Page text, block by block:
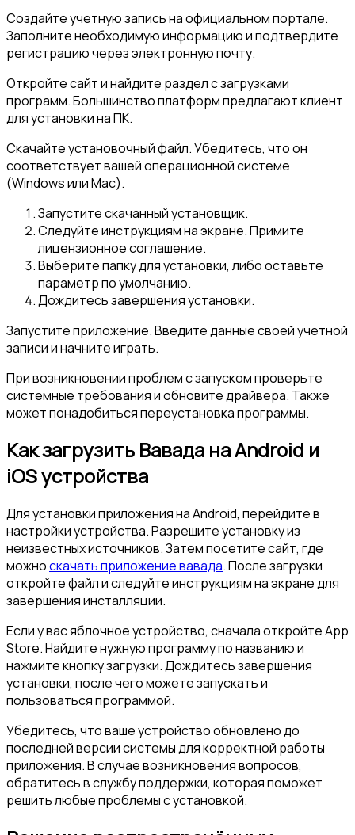
Создайте учетную запись на официальном портале.
Заполните необходимую информацию и подтвердите
регистрацию через электронную почту.
Откройте сайт и найдите раздел с загрузками
программ. Большинство платформ предлагают клиент
для установки на ПК.
Скачайте установочный файл. Убедитесь, что он
соответствует вашей операционной системе
(Windows или Mac).
Запустите скачанный установщик.
Следуйте инструкциям на экране. Примите
лицензионное соглашение.
Выберите папку для установки, либо оставьте
параметр по умолчанию.
Дождитесь завершения установки.
Запустите приложение. Введите данные своей учетной
записи и начните играть.
При возникновении проблем с запуском проверьте
системные требования и обновите драйвера. Также
может понадобиться переустановка программы.
Как загрузить Вавада на Android и
iOS устройства
Для установки приложения на Android, перейдите в
настройки устройства. Разрешите установку из
неизвестных источников. Затем посетите сайт, где
можноскачать приложение вавада. После загрузки
откройте файл и следуйте инструкциям на экране для
завершения инсталляции.
Если у вас яблочное устройство, сначала откройте App
Store. Найдите нужную программу по названию и
нажмите кнопку загрузки. Дождитесь завершения
установки, после чего можете запускать и
пользоваться программой.
Убедитесь, что ваше устройство обновлено до
последней версии системы для корректной работы
приложения. В случае возникновения вопросов,
обратитесь в службу поддержки, которая поможет
решить любые проблемы с установкой.